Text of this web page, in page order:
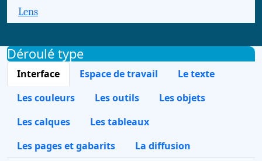
Lens
Déroulé type
Interface Espace de travail
Le texte
Les couleurs
Les outils
Les objets
Les calques
Les tableaux
Les pages et gabarits
La diffusion